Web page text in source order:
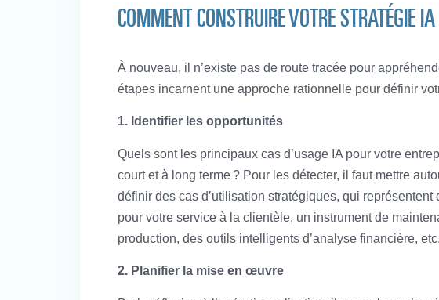
COMMENT CONSTRUIRE VOTRE STRATÉGIE
À nouveau, il n’existe pas de route tracée pour
étapes incarnent une approche rationnelle pour définir
1. Identifier les opportunités
Quels sont les principaux cas d’usage IA pour votre
court et à long terme ? Pour les détecter, il faut mettre
définir des cas d’utilisation stratégiques, qui
pour votre service à la clientèle, un instrument de
production, des outils intelligents d’analyse financière, etc.
2. Planifier la mise en œuvre